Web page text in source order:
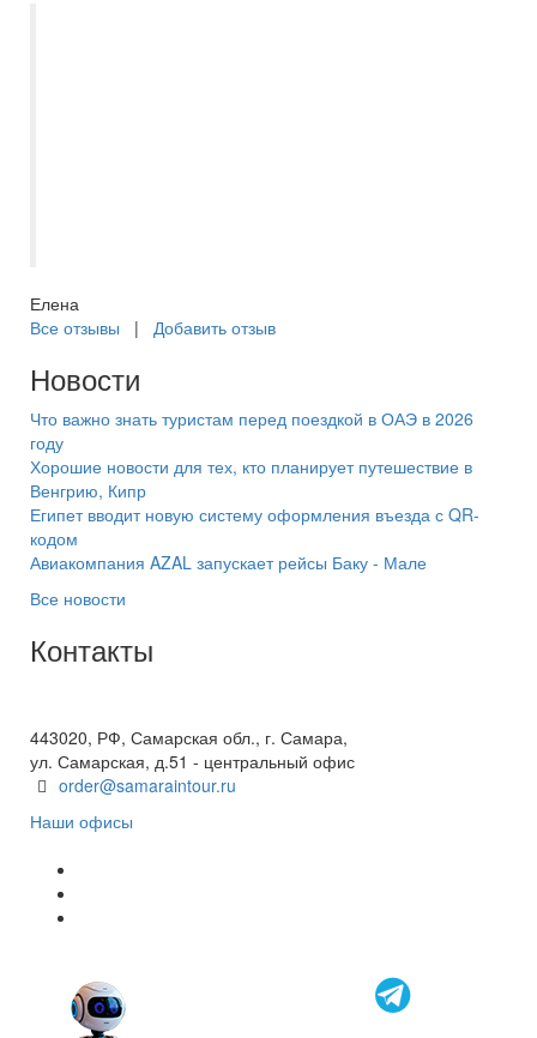
Елена
Все отзывы | Добавить отзыв
Новости
Что важно знать туристам перед поездкой в ОАЭ в 2026
году
Хорошие новости для тех, кто планирует путешествие в
Венгрию, Кипр
Египет вводит новую систему оформления въезда с QR-
кодом
Авиакомпания AZAL запускает рейсы Баку - Мале
Все новости
Контакты
443020, РФ, Самарская обл., г. Самара,
ул. Самарская, д.51 - центральный офис
order@samaraintour.ru
Наши офисы